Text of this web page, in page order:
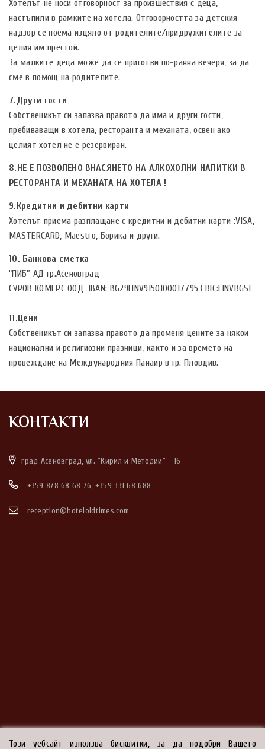
Хотелът не носи отговорност за произшествия с деца,
настъпили в рамките на хотела. Отговорността за детския
надзор се поема изцяло от родителите/придружителите за
целия им престой.
За малките деца може да се приготви по-ранна вечеря, за да
сме в помощ на родителите.
7.Други гости
Собственикът си запазва правото да има и други гости,
пребиваващи в хотела, ресторанта и механата, освен ако
целият хотел не е резервиран.
8.НЕ Е ПОЗВОЛЕНО ВНАСЯНЕТО НА АЛКОХОЛНИ НАПИТКИ В
РЕСТОРАНТА И МЕХАНАТА НА ХОТЕЛА !
9.Кредитни и дебитни карти
Хотелът приема разплащане с кредитни и дебитни карти :VISA,
MASTERCARD, Maestro, Борика и други.
10. Банкова сметка
“ПИБ” АД гр.Асеновград
СУРОВ КОМЕРС ООД IBAN: BG29FINV91501000177953 BIC:FINVBGSF
11.Цени
Собственикът си запазва правото да променя цените за някои
национални и религиозни празници, както и за времето на
провеждане на Международния Панаир в гр. Пловдив.
КОНТАКТИ
град Асеновград, ул. "Кирил и Методии" - 16
+359 878 68 68 76, +359 331 68 688
reception@hoteloldtimes.com